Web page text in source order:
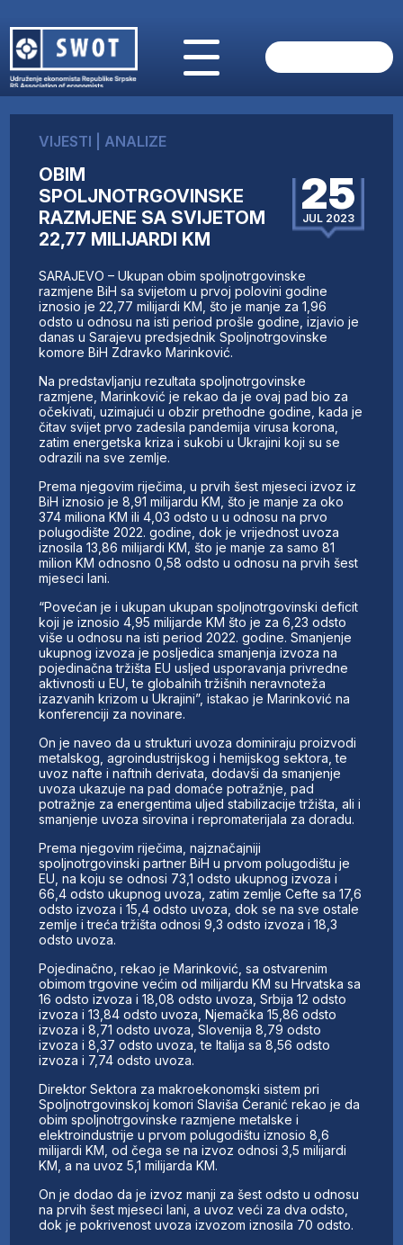
O NAMA
AKTUELNO
ANALIZE
KOMPANIJE
FINANSIJE
IZ STRANIH MEDIJA
AKTIVNOSTI
SWOT INTERVJU
UČLANI SE
VIJESTI ANALIZE
OBIM
SPOLJNOTRGOVINSKE
RAZMJENE SA SVIJETOM
22,77 MILIJARDI KM
25
JUL 2023
SARAJEVO – Ukupan obim spoljnotrgovinske
razmjene BiH sa svijetom u prvoj polovini godine
iznosio je 22,77 milijardi KM, što je manje za 1,96
odsto u odnosu na isti period prošle godine, izjavio je
danas u Sarajevu predsjednik Spoljnotrgovinske
komore BiH Zdravko Marinković.
Na predstavljanju rezultata spoljnotrgovinske
razmjene, Marinković je rekao da je ovaj pad bio za
očekivati, uzimajući u obzir prethodne godine, kada je
čitav svijet prvo zadesila pandemija virusa korona,
zatim energetska kriza i sukobi u Ukrajini koji su se
odrazili na sve zemlje.
Prema njegovim riječima, u prvih šest mjeseci izvoz iz
BiH iznosio je 8,91 milijardu KM, što je manje za oko
374 miliona KM ili 4,03 odsto u u odnosu na prvo
polugodište 2022. godine, dok je vrijednost uvoza
iznosila 13,86 milijardi KM, što je manje za samo 81
milion KM odnosno 0,58 odsto u odnosu na prvih šest
mjeseci lani.
“Povećan je i ukupan ukupan spoljnotrgovinski deficit
koji je iznosio 4,95 milijarde KM što je za 6,23 odsto
više u odnosu na isti period 2022. godine. Smanjenje
ukupnog izvoza je posljedica smanjenja izvoza na
pojedinačna tržišta EU usljed usporavanja privredne
aktivnosti u EU, te globalnih tržišnih neravnoteža
izazvanih krizom u Ukrajini”, istakao je Marinković na
konferenciji za novinare.
On je naveo da u strukturi uvoza dominiraju proizvodi
metalskog, agroindustrijskog i hemijskog sektora, te
uvoz nafte i naftnih derivata, dodavši da smanjenje
uvoza ukazuje na pad domaće potražnje, pad
potražnje za energentima uljed stabilizacije tržišta, ali i
smanjenje uvoza sirovina i repromaterijala za doradu.
Prema njegovim riječima, najznačajniji
spoljnotrgovinski partner BiH u prvom polugodištu je
EU, na koju se odnosi 73,1 odsto ukupnog izvoza i
66,4 odsto ukupnog uvoza, zatim zemlje Cefte sa 17,6
odsto izvoza i 15,4 odsto uvoza, dok se na sve ostale
zemlje i treća tržišta odnosi 9,3 odsto izvoza i 18,3
odsto uvoza.
Pojedinačno, rekao je Marinković, sa ostvarenim
obimom trgovine većim od milijardu KM su Hrvatska sa
16 odsto izvoza i 18,08 odsto uvoza, Srbija 12 odsto
izvoza i 13,84 odsto uvoza, Njemačka 15,86 odsto
izvoza i 8,71 odsto uvoza, Slovenija 8,79 odsto
izvoza i 8,37 odsto uvoza, te Italija sa 8,56 odsto
izvoza i 7,74 odsto uvoza.
Direktor Sektora za makroekonomski sistem pri
Spoljnotrgovinskoj komori Slaviša Ćeranić rekao je da
obim spoljnotrgovinske razmjene metalske i
elektroindustrije u prvom polugodištu iznosio 8,6
milijardi KM, od čega se na izvoz odnosi 3,5 milijardi
KM, a na uvoz 5,1 milijarda KM.
On je dodao da je izvoz manji za šest odsto u odnosu
na prvih šest mjeseci lani, a uvoz veći za dva odsto,
dok je pokrivenost uvoza izvozom iznosila 70 odsto.